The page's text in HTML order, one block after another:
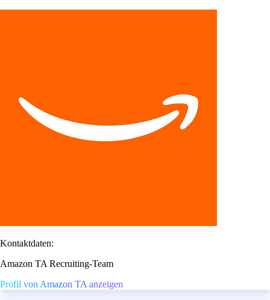
Kontaktdaten:
Amazon TA Recruiting-Team
Profil von Amazon TA anzeigen